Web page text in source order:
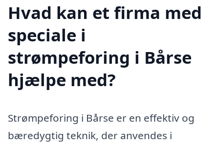
Hvad kan et firma med
speciale i
strømpeforing i Bårse
hjælpe med?
Strømpeforing i Bårse er en effektiv og
bæredygtig teknik, der anvendes i